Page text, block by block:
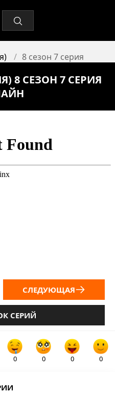
8 сезон 7 серия
8 СЕЗОН 7 СЕРИЯ
СЕРИЙ
СЛЕДУЮЩАЯ
0 0 0 0